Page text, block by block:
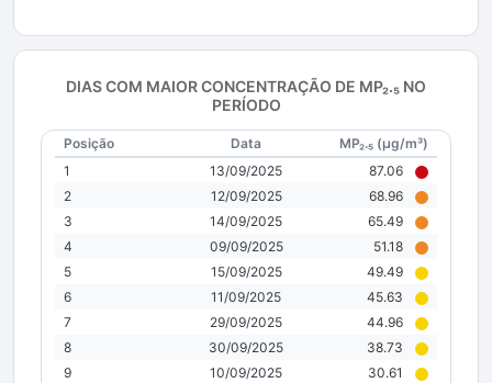
DIAS COM MAIOR CONCENTRAÇÃO DE MP₂.₅ NO
PERÍODO
Posição Data
MP₂.₅ (µg/m³)
1
13/09/2025
87.06
2
12/09/2025
68.96
3
14/09/2025
65.49
4
09/09/2025
51.18
5
15/09/2025
49.49
6
11/09/2025
45.63
7
29/09/2025
44.96
8
30/09/2025
38.73
9
10/09/2025
30.61